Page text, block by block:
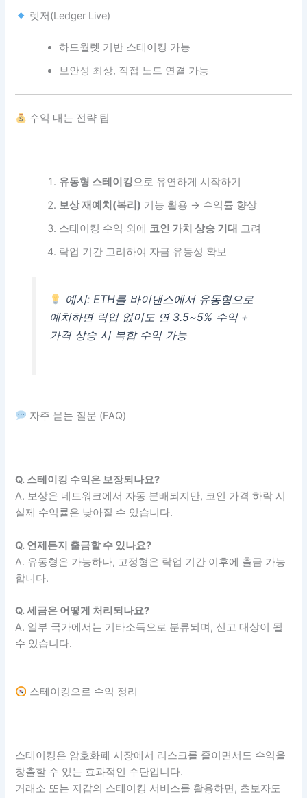
렛저(Ledger Live)
하드월렛 기반 스테이킹 가능
보안성 최상, 직접 노드 연결 가능
수익 내는 전략 팁
유동형 스테이킹으로 유연하게 시작하기
보상 재예치(복리) 기능 활용 → 수익률 향상
스테이킹 수익 외에 코인 가치 상승 기대 고려
락업 기간 고려하여 자금 유동성 확보
예시: ETH를 바이낸스에서 유동형으로
예치하면 락업 없이도 연 3.5~5% 수익 +
가격 상승 시 복합 수익 가능
자주 묻는 질문 (FAQ)
Q. 스테이킹 수익은 보장되나요?
A. 보상은 네트워크에서 자동 분배되지만, 코인 가격 하락 시
실제 수익률은 낮아질 수 있습니다.
Q. 언제든지 출금할 수 있나요?
A. 유동형은 가능하나, 고정형은 락업 기간 이후에 출금 가능
합니다.
Q. 세금은 어떻게 처리되나요?
A. 일부 국가에서는 기타소득으로 분류되며, 신고 대상이 될
수 있습니다.
스테이킹으로 수익 정리
스테이킹은 암호화폐 시장에서 리스크를 줄이면서도 수익을
창출할 수 있는 효과적인 수단입니다.
거래소 또는 지갑의 스테이킹 서비스를 활용하면, 초보자도